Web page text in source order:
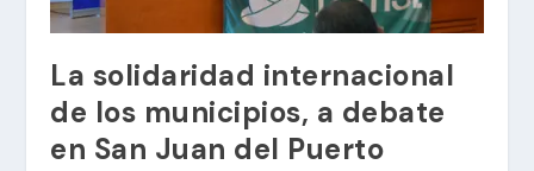
La solidaridad internacional
de los municipios, a debate
en San Juan del Puerto